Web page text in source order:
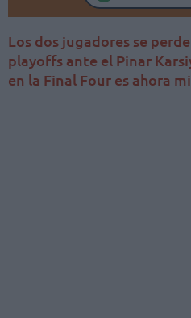
Los dos jugadores se
playoffs ante el Pinar
en la Final Four es ahora